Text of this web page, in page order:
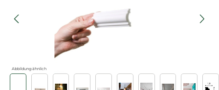
Abbildung ähnlich